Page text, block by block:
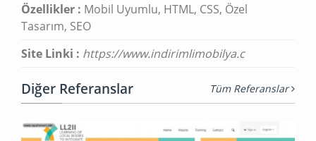
Özellikler : Mobil Uyumlu, HTML, CSS, Özel
Tasarım, SEO
Site Linki : https://www.indirimlimobilya.c
Diğer Referanslar Tüm Referanslar